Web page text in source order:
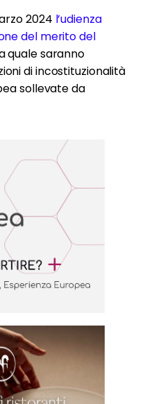
2024 l’udienza
del merito del
quale saranno
di incostituzionalità
sollevate da